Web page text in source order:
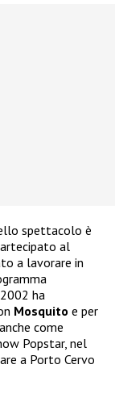
spettacolo è
al
a lavorare in
ha
Mosquito e per
come
Popstar, nel
a Porto Cervo